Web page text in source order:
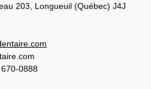
203, Longueuil (Québec) J4J
0888